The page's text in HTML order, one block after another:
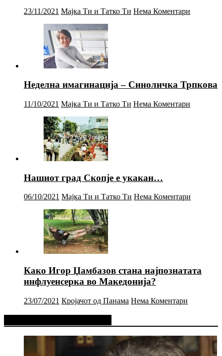
23/11/2021 Мајка Ти и Татко Ти Нема Коментари
Неделна имагинација – Синоличка Трпкова
11/10/2021 Мајка Ти и Татко Ти Нема Коментари
Нашиот град Скопје е укакан…
06/10/2021 Мајка Ти и Татко Ти Нема Коментари
Како Игор Џамбазов стана најпознатата
инфлуенсерка во Македонија?
23/07/2021 Кројачот од Панама Нема Коментари